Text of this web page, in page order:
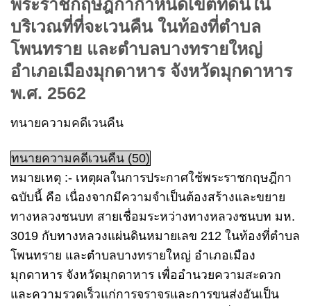
พระราชกฤษฎีกากำหนดเขตที่ดินใน
บริเวณที่ที่จะเวนคืน ในท้องที่ตำบล
โพนทราย และตำบลบางทรายใหญ่
อำเภอเมืองมุกดาหาร จังหวัดมุกดาหาร
พ.ศ. 2562
ทนายความคดีเวนคืน
ทนายความคดีเวนคืน (50)
หมายเหตุ :- เหตุผลในการประกาศใช้พระราชกฤษฎีกา
ฉบับนี้ คือ เนื่องจากมีความจำเป็นต้องสร้างและขยาย
ทางหลวงชนบท สายเชื่อมระหว่างทางหลวงชนบท มห.
3019 กับทางหลวงแผ่นดินหมายเลข 212 ในท้องที่ตำบล
โพนทราย และตำบลบางทรายใหญ่ อำเภอเมือง
มุกดาหาร จังหวัดมุกดาหาร เพื่ออำนวยความสะดวก
และความรวดเร็วแก่การจราจรและการขนส่งอันเป็น